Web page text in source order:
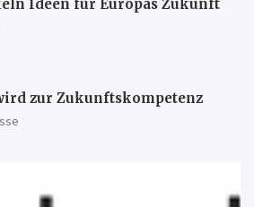
Ideen für Europas Zukunft
zur Zukunftskompetenz